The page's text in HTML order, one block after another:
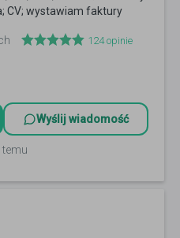
CV; wystawiam faktury
124opinie
Wyślij wiadomość
temu